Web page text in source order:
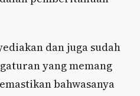
dan juga sudah
yang memang
bahwasanya